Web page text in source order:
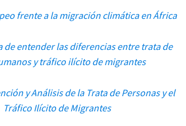
frente a la migración climática en África
de entender las diferencias entre trata de
y tráfico ilícito de migrantes
y Análisis de la Trata de Personas y el
Tráfico Ilícito de Migrantes